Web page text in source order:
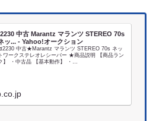
中古 Marantz マランツ STEREO 70s
ッ... - Yahoo!オークション
中古★Marantz マランツ STEREO 70s ネッ
トワークステレオレシーバー ★商品説明 【商品ラン
】 ・中古品 【基本動作】 ・